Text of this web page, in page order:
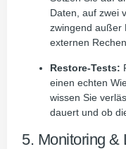
Daten, auf zwei
zwingend außer
externen
Restore-Tests:
einen echten
wissen Sie
dauert und ob
5. Monitoring &